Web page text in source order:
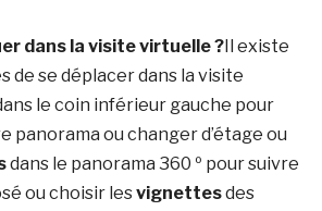
dans la visite virtuelle ?Il existe
de se déplacer dans la visite
le coin inférieur gauche pour
panorama ou changer d’étage ou
dans le panorama 360 º pour suivre
ou choisir lesvignettesdes